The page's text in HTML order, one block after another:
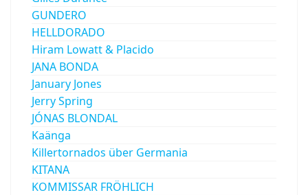
GUNDERO
HELLDORADO
Hiram Lowatt & Placido
JANA BONDA
January Jones
Jerry Spring
JÓNAS BLONDAL
Kaänga
Killertornados über Germania
KITANA
KOMMISSAR FRÖHLICH